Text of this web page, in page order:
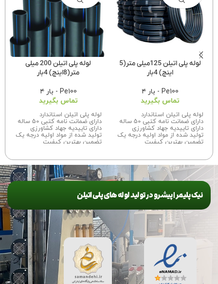
لوله پلی اتیلن 125میلی متر(5
اینچ) 4بار
Pe100 - بار ۴
تماس بگیرید
لوله پلی اتیلن استاندارد
دارای ضمانت نامه کتبی 50 ساله
دارای تاییدیه جهاد کشاورزی
تولید شده از مواد اولیه درجه یک
تضمین بهترین کیفیت
لوله پلی اتیلن 200 میلی
متر(8اینچ) 4بار
Pe100 - بار ۴
تماس بگیرید
لوله پلی اتیلن استاندارد
دارای ضمانت نامه کتبی 50 ساله
دارای تاییدیه جهاد کشاورزی
تولید شده از مواد اولیه درجه یک
تضمین بهترین کیفیت
نیک پلیمر | پیشرو در تولید لوله های پلی اتیلن